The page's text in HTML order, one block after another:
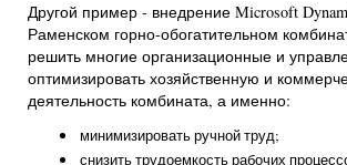
Другой пример - внедрение Microsoft
Раменском горно-обогатительном
решить многие организационные и
оптимизировать хозяйственную и
деятельность комбината, а именно:
минимизировать ручной труд;
снизить трудоемкость рабочих